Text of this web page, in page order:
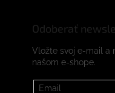
Odoberať
Vložte svoj e-mail a
našom e-shope.
Email